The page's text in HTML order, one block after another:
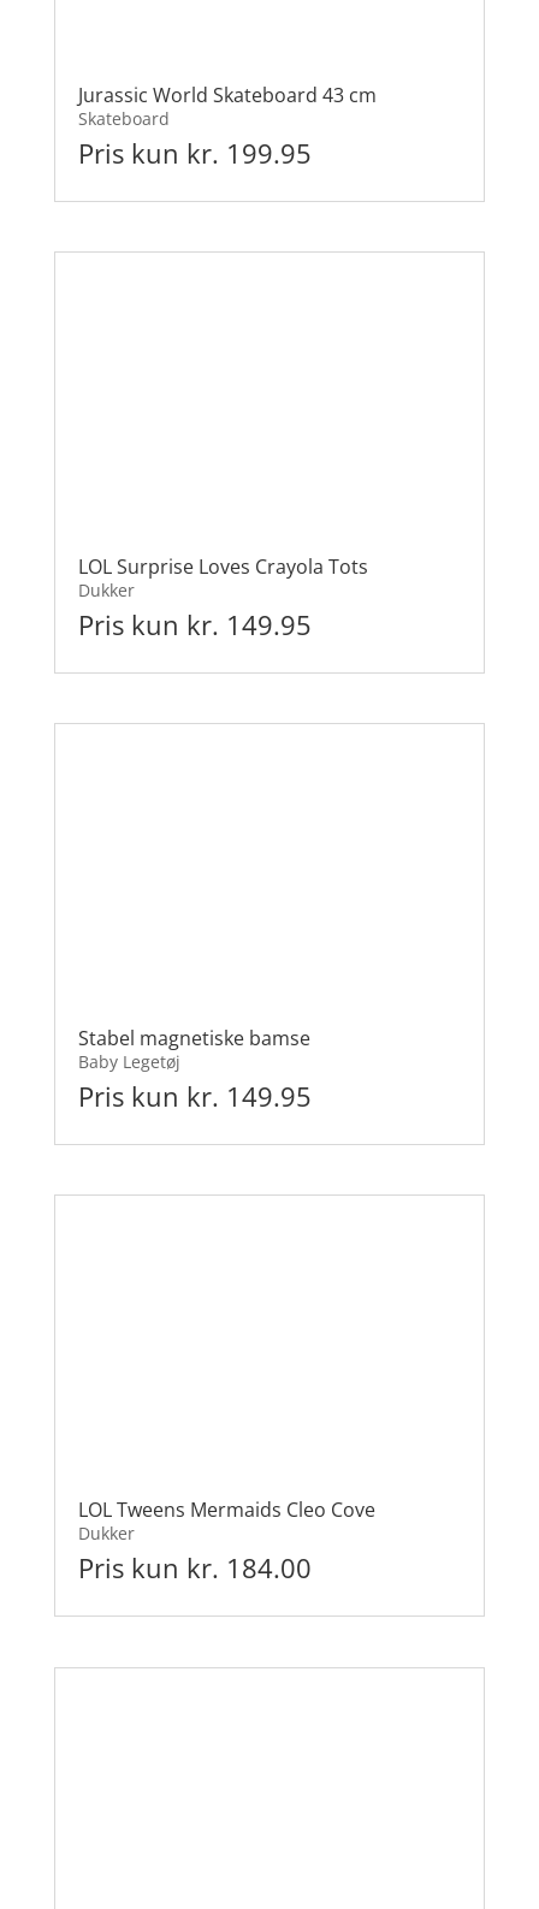
Jurassic World Skateboard 43 cm
Skateboard
Pris kun kr. 199.95
LOL Surprise Loves Crayola Tots
Dukker
Pris kun kr. 149.95
Stabel magnetiske bamse
Baby Legetøj
Pris kun kr. 149.95
LOL Tweens Mermaids Cleo Cove
Dukker
Pris kun kr. 184.00